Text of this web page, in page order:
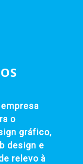
o
gráfico,
design e
relevo à